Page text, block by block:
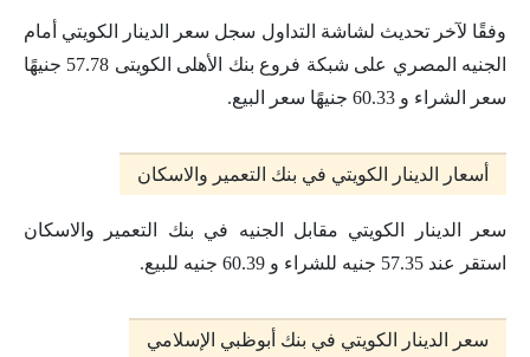
وفقًا لآخر تحديث لشاشة التداول سجل سعر الدينار الكويتي أمام
الجنيه المصري على شبكة فروع بنك الأهلى الكويتى 57.78 جنيهًا
سعر الشراء و 60.33 جنيهًا سعر البيع.
أسعار الدينار الكويتي في بنك التعمير والاسكان
سعر الدينار الكويتي مقابل الجنيه في بنك التعمير والاسكان
استقر عند 57.35 جنيه للشراء و 60.39 جنيه للبيع.
سعر الدينار الكويتي في بنك أبوظبي الإسلامي